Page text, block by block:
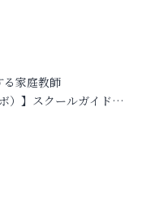
る家庭教師
）】スクールガイド…